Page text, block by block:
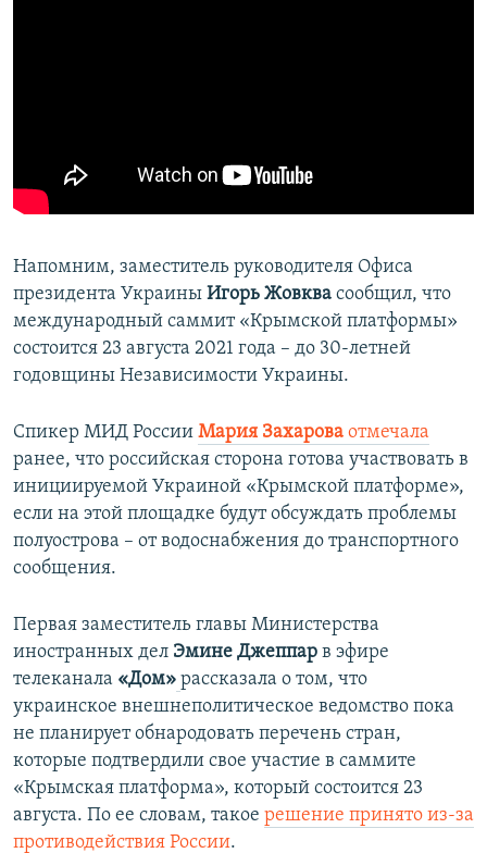
Напомним, заместитель руководителя Офиса
президента Украины Игорь Жовква сообщил, что
международный саммит «Крымской платформы»
состоится 23 августа 2021 года – до 30-летней
годовщины Независимости Украины.
Спикер МИД России Мария Захарова отмечала
ранее, что российская сторона готова участвовать в
инициируемой Украиной «Крымской платформе»,
если на этой площадке будут обсуждать проблемы
полуострова – от водоснабжения до транспортного
сообщения.
Первая заместитель главы Министерства
иностранных дел Эмине Джеппар в эфире
телеканала «Дом» рассказала о том, что
украинское внешнеполитическое ведомство пока
не планирует обнародовать перечень стран,
которые подтвердили свое участие в саммите
«Крымская платформа», который состоится 23
августа. По ее словам, такое решение принято из-за
противодействия России.